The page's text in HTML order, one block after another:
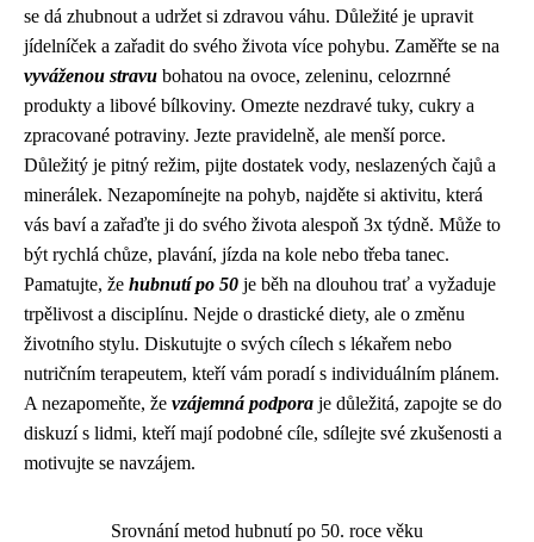
se dá zhubnout a udržet si zdravou váhu. Důležité je upravit
jídelníček a zařadit do svého života více pohybu. Zaměřte se na
vyváženou stravu bohatou na ovoce, zeleninu, celozrnné
produkty a libové bílkoviny. Omezte nezdravé tuky, cukry a
zpracované potraviny. Jezte pravidelně, ale menší porce.
Důležitý je pitný režim, pijte dostatek vody, neslazených čajů a
minerálek. Nezapomínejte na pohyb, najděte si aktivitu, která
vás baví a zařaďte ji do svého života alespoň 3x týdně. Může to
být rychlá chůze, plavání, jízda na kole nebo třeba tanec.
Pamatujte, že hubnutí po 50 je běh na dlouhou trať a vyžaduje
trpělivost a disciplínu. Nejde o drastické diety, ale o změnu
životního stylu. Diskutujte o svých cílech s lékařem nebo
nutričním terapeutem, kteří vám poradí s individuálním plánem.
A nezapomeňte, že vzájemná podpora je důležitá, zapojte se do
diskuzí s lidmi, kteří mají podobné cíle, sdílejte své zkušenosti a
motivujte se navzájem.
Srovnání metod hubnutí po 50. roce věku